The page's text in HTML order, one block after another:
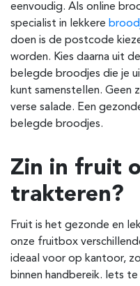
eenvoudig. Als online
specialist in lekkere
doen is de postcode
worden. Kies daarna uit
belegde broodjes die je
kunt samenstellen. Geen
verse salade. Een
belegde broodjes.
Zin in fruit
trakteren?
Fruit is het gezonde en
onze fruitbox
ideaal voor op kantoor,
binnen handbereik. Iets